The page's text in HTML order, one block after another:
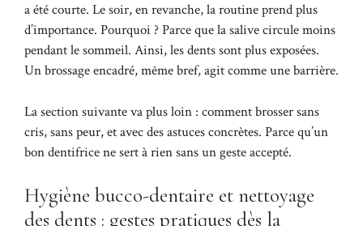
a été courte. Le soir, en revanche, la routine prend plus
d’importance. Pourquoi ? Parce que la salive circule moins
pendant le sommeil. Ainsi, les dents sont plus exposées.
Un brossage encadré, même bref, agit comme une barrière.
La section suivante va plus loin : comment brosser sans
cris, sans peur, et avec des astuces concrètes. Parce qu’un
bon dentifrice ne sert à rien sans un geste accepté.
Hygiène bucco-dentaire et nettoyage
des dents : gestes pratiques dès la